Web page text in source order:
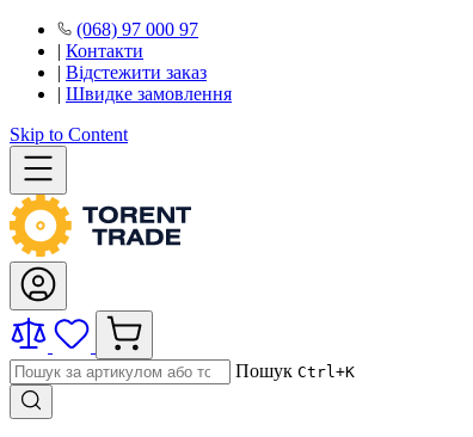
(068) 97 000 97
| Контакти
| Відстежити заказ
| Швидке замовлення
Skip to Content
Пошук Ctrl+K